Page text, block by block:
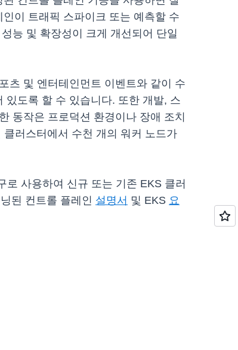
이 트래픽 스파이크 또는 예측할 수
능 및 확장성이 크게 개선되어 단일
츠 및 엔터테인먼트 이벤트와 같이 수
있도록 할 수 있습니다. 또한 개발, 스
동작은 프로덕션 환경이나 장애 조치
러스터에서 수천 개의 워커 노드가
사용하여 신규 또는 기존 EKS 클러
된 컨트롤 플레인 설명서 및 EKS 요